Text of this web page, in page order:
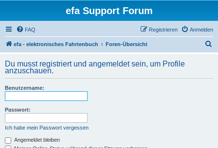
efa Support Forum
FAQ Anmelden
Registrieren
efa - elektronisches Fahrtenbuch Foren-Übersicht
h
Du musst registriert und angemeldet sein, um Profile
anzuschauen.
Benutzername:
Passwort:
Ich habe mein Passwort vergessen
Angemeldet bleiben